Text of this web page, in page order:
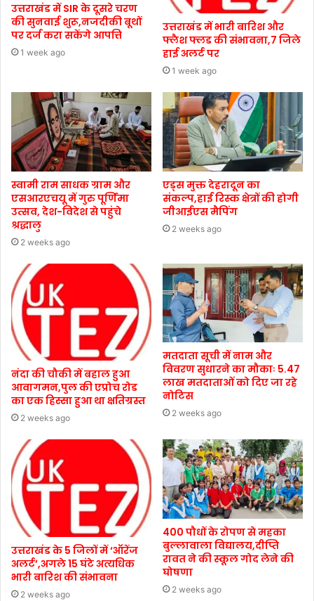
उत्तराखंड में SIR के दूसरे चरण
की सुनवाई शुरू,नजदीकी बूथों
पर दर्ज करा सकेंगे आपत्ति
1 week ago
उत्तराखंड में भारी बारिश और
फ्लैश फ्लड की संभावना,7 जिले
हाई अलर्ट पर
1 week ago
स्वामी राम साधक ग्राम और
एसआरएचयू में गुरु पूर्णिमा
उत्सव, देश-विदेश से पहुंचे
श्रद्धालु
2 weeks ago
एड्स मुक्त देहरादून का
संकल्प,हाई रिस्क क्षेत्रों की होगी
जीआईएस मैपिंग
2 weeks ago
नंदा की चौकी में बहाल हुआ
आवागमन,पुल की एप्रोच रोड
का एक हिस्सा हुआ था क्षतिग्रस्त
2 weeks ago
मतदाता सूची में नाम और
विवरण सुधारने का मौकाः 5.47
लाख मतदाताओं को दिए जा रहे
नोटिस
2 weeks ago
उत्तराखंड के 5 जिलों में ‘ऑरेंज
अलर्ट’,अगले 15 घंटे अत्यधिक
भारी बारिश की संभावना
2 weeks ago
400 पौधों के रोपण से महका
बुल्लावाला विद्यालय,दीप्ति
रावत ने की स्कूल गोद लेने की
घोषणा
2 weeks ago